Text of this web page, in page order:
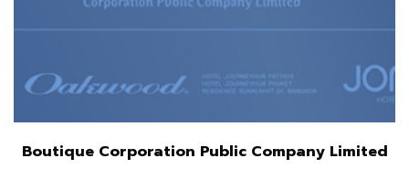
Boutique Corporation Public Company Limited